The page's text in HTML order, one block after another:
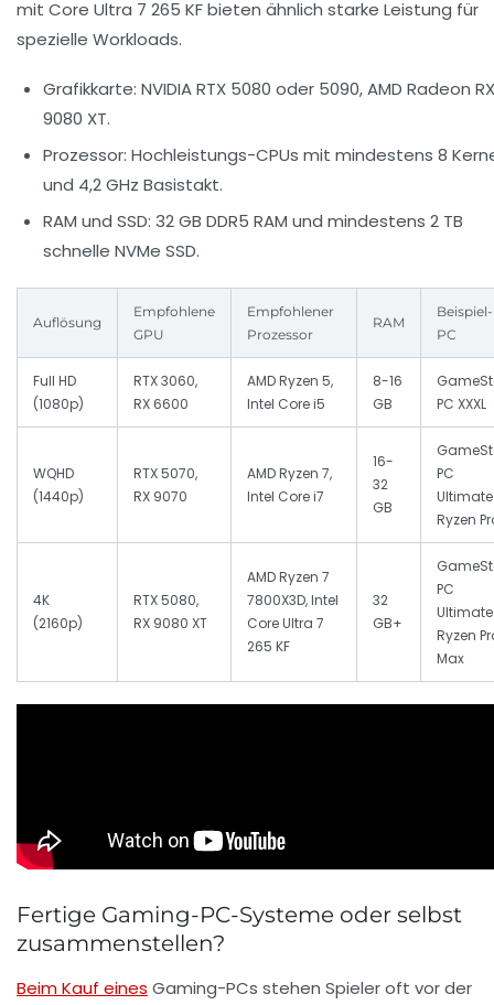
mit Core Ultra 7 265 KF bieten ähnlich starke Leistung für
spezielle Workloads.
Grafikkarte: NVIDIA RTX 5080 oder 5090, AMD Radeon RX
9080 XT.
Prozessor: Hochleistungs-CPUs mit mindestens 8
und 4,2 GHz Basistakt.
RAM und SSD: 32 GB DDR5 RAM und mindestens 2 TB
schnelle NVMe SSD.
Auflösung
Empfohlene
GPU
Empfohlener
Prozessor
RAM
Beispiel-
PC
Full HD
(1080p)
RTX 3060,
RX 6600
AMD Ryzen 5,
Intel Core i5
8-16
GB
PC XXXL
WQHD
(1440p)
RTX 5070,
RX 9070
AMD Ryzen 7,
Intel Core i7
16-
32
GB
PC
Ultimate
Ryzen
4K
(2160p)
RTX 5080,
RX 9080 XT
AMD Ryzen 7
7800X3D, Intel
Core Ultra 7
265 KF
32
GB+
PC
Ultimate
Ryzen
Max
Fertige Gaming-PC-Systeme oder selbst
zusammenstellen?
Beim Kauf eines Gaming-PCs stehen Spieler oft vor der